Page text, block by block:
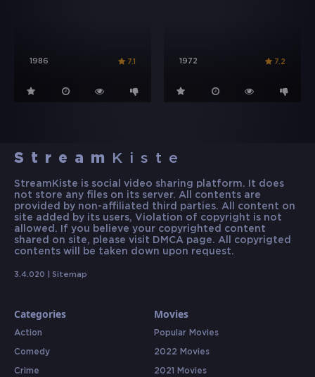
1986 7.1 1972 7.2
Stream Kiste
StreamKiste is social video sharing platform. It does
not store any files on its server. All contents are
provided by non-affiliated third parties. All content on
site added by its users, Violation of copyright is not
allowed. If you believe your copyrighted content
shared on site, please visit DMCA page. All copyrigted
contents will be taken down upon request.
3.4.020 | Sitemap
Categories
Action
Comedy
Crime
Movies
Popular Movies
2022 Movies
2021 Movies